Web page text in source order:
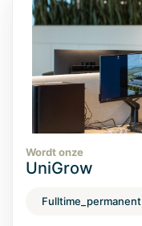
Wordt onze
UniGrow
Fulltime_permanent